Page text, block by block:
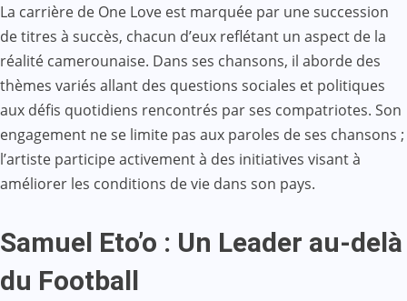
La carrière de One Love est marquée par une succession
de titres à succès, chacun d’eux reflétant un aspect de la
réalité camerounaise. Dans ses chansons, il aborde des
thèmes variés allant des questions sociales et politiques
aux défis quotidiens rencontrés par ses compatriotes. Son
engagement ne se limite pas aux paroles de ses chansons ;
l’artiste participe activement à des initiatives visant à
améliorer les conditions de vie dans son pays.
Samuel Eto’o : Un Leader au-delà
du Football